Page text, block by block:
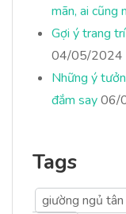
mãn, ai cũng
Gợi ý trang
04/05/2024
Những ý
đắm say06/
Tags
giường ngủ